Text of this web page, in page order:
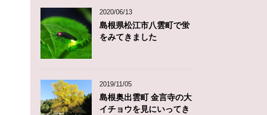
2020/06/13
島根県松江市八雲町で蛍
をみてきました
2019/11/05
島根奥出雲町 金言寺の大
イチョウを見にいってき